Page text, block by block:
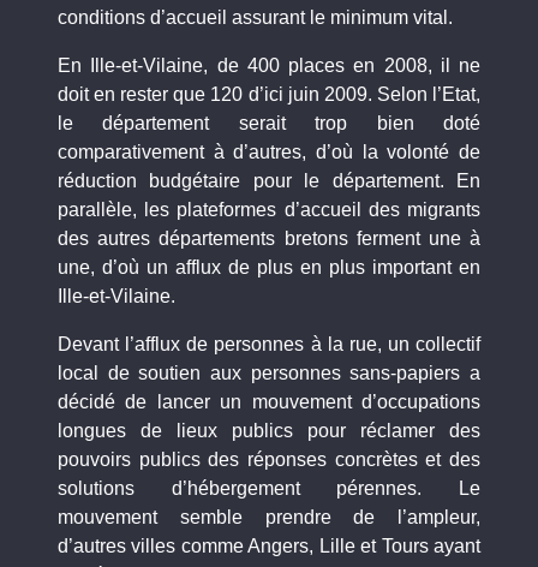
conditions d’accueil assurant le minimum vital.
En Ille-et-Vilaine, de 400 places en 2008, il ne
doit en rester que 120 d’ici juin 2009. Selon l’Etat,
le département serait trop bien doté
comparativement à d’autres, d’où la volonté de
réduction budgétaire pour le département. En
parallèle, les plateformes d’accueil des migrants
des autres départements bretons ferment une à
une, d’où un afflux de plus en plus important en
Ille-et-Vilaine.
Devant l’afflux de personnes à la rue, un collectif
local de soutien aux personnes sans-papiers a
décidé de lancer un mouvement d’occupations
longues de lieux publics pour réclamer des
pouvoirs publics des réponses concrètes et des
solutions d’hébergement pérennes. Le
mouvement semble prendre de l’ampleur,
d’autres villes comme Angers, Lille et Tours ayant